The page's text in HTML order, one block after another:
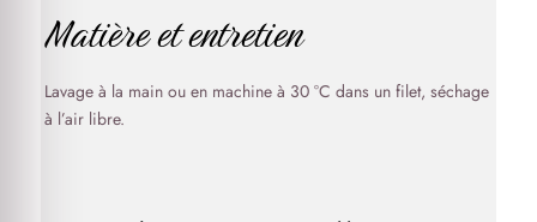
Matière et entretien
Lavage à la main ou en machine à 30 °C dans un filet, séchage
à l’air libre.